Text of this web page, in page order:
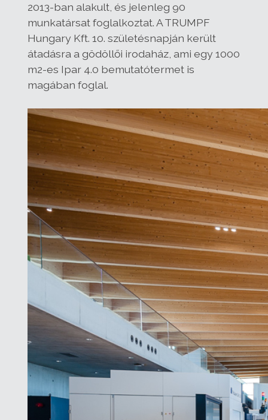
2013-ban alakult, és jelenleg 90
munkatársat foglalkoztat. A TRUMPF
Hungary Kft. 10. születésnapján került
átadásra a gödöllői irodaház, ami egy 1000
m2-es Ipar 4.0 bemutatótermet is
magában foglal.